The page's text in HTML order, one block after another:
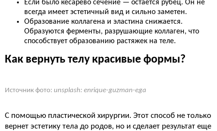
Если было кесарево сечение — остается рубец. Он не
всегда имеет эстетичный вид и сильно заметен.
Образование коллагена и эластина снижается.
Образуются ферменты, разрушающие коллаген, что
способствует образованию растяжек на теле.
Как вернуть телу красивые формы?
Источник фото: unsplash: enrique-guzman-ega
С помощью пластической хирургии. Этот способ не только
вернет эстетику тела до родов, но и сделает результат еще